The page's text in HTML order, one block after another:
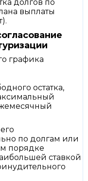
долгов по
выплаты
графика
остатка,
по долгам или
порядке
ставкой